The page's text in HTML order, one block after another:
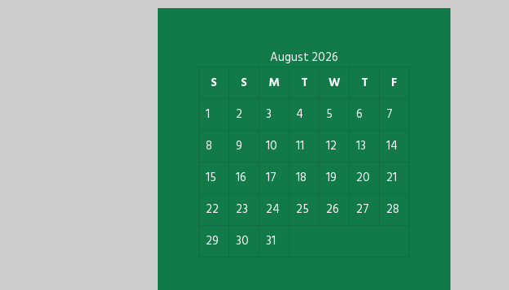
August 2026
S
S M T W T
F
1
2 3 4 5 6
7
8
9 10 11 12 13
14
15
16 17 18 19 20
21
22
23 24 25 26 27
28
29
30 31